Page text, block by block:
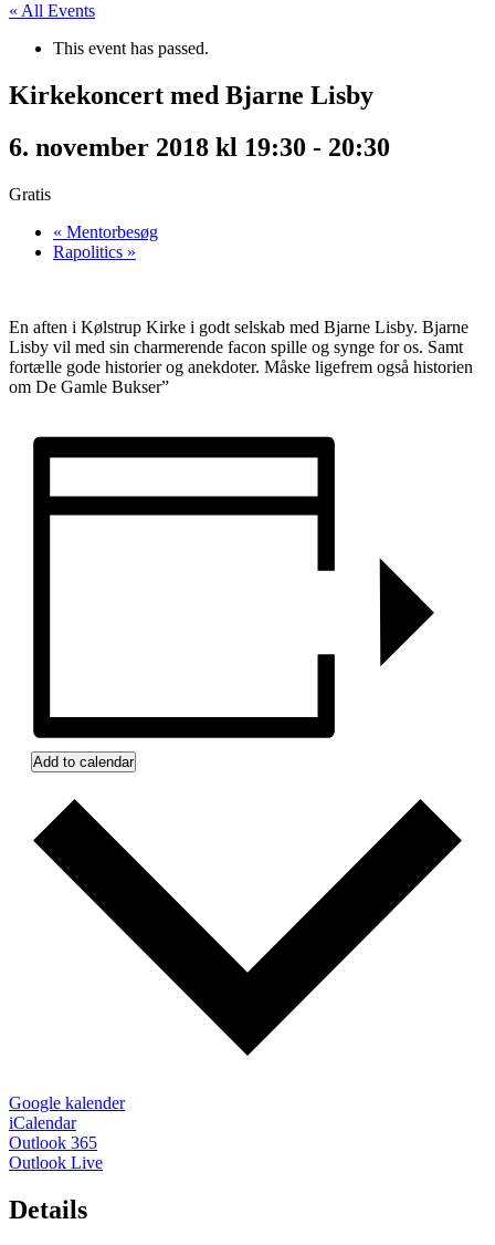
« All Events
This event has passed.
Kirkekoncert med Bjarne Lisby
6. november 2018 kl 19:30 - 20:30
Gratis
« Mentorbesøg
Rapolitics »
En aften i Kølstrup Kirke i godt selskab med Bjarne Lisby. Bjarne
Lisby vil med sin charmerende facon spille og synge for os. Samt
fortælle gode historier og anekdoter. Måske ligefrem også historien
om De Gamle Bukser”
Add to calendar
Google kalender
iCalendar
Outlook 365
Outlook Live
Details